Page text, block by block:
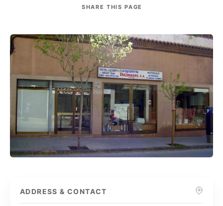
SHARE THIS PAGE
ADDRESS & CONTACT